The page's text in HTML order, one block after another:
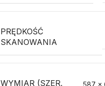
PRĘDKOŚĆ
SKANOWANIA
WYMIAR (SZER.
587 x